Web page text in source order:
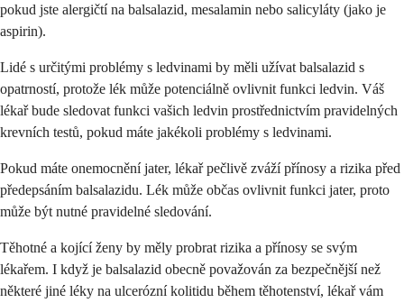
pokud jste alergičtí na balsalazid, mesalamin nebo salicyláty (jako je
aspirin).
Lidé s určitými problémy s ledvinami by měli užívat balsalazid s
opatrností, protože lék může potenciálně ovlivnit funkci ledvin. Váš
lékař bude sledovat funkci vašich ledvin prostřednictvím pravidelných
krevních testů, pokud máte jakékoli problémy s ledvinami.
Pokud máte onemocnění jater, lékař pečlivě zváží přínosy a rizika před
předepsáním balsalazidu. Lék může občas ovlivnit funkci jater, proto
může být nutné pravidelné sledování.
Těhotné a kojící ženy by měly probrat rizika a přínosy se svým
lékařem. I když je balsalazid obecně považován za bezpečnější než
některé jiné léky na ulcerózní kolitidu během těhotenství, lékař vám